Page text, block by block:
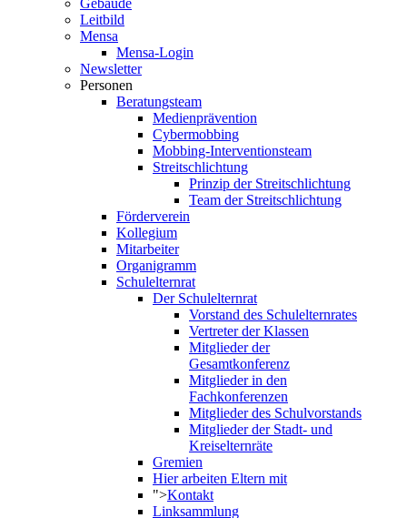
Gebäude
Leitbild
Mensa
Mensa-Login
Newsletter
Personen
Beratungsteam
Medienprävention
Cybermobbing
Mobbing-Interventionsteam
Streitschlichtung
Prinzip der Streitschlichtung
Team der Streitschlichtung
Förderverein
Kollegium
Mitarbeiter
Organigramm
Schulelternrat
Der Schulelternrat
Vorstand des Schulelternrates
Vertreter der Klassen
Mitglieder der
Gesamtkonferenz
Mitglieder in den
Fachkonferenzen
Mitglieder des Schulvorstands
Mitglieder der Stadt- und
Kreiselternräte
Gremien
Hier arbeiten Eltern mit
">Kontakt
Linksammlung